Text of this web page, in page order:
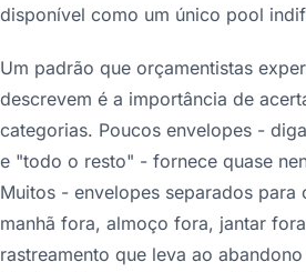
disponível como um único pool
Um padrão que orçamentistas
descrevem é a importância de
categorias. Poucos envelopes -
e "todo o resto" - fornece quase
Muitos - envelopes separados para
manhã fora, almoço fora, jantar
rastreamento que leva ao